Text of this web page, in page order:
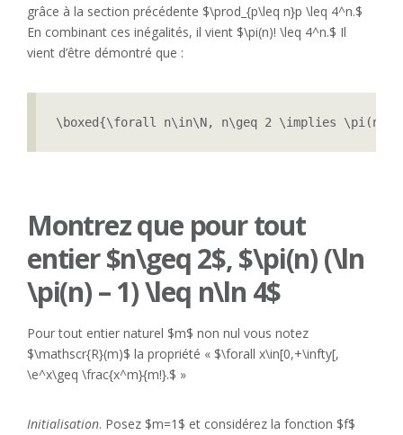
grâce à la section précédente $\prod_{p\leq n}p \leq 4^n.$
En combinant ces inégalités, il vient $\pi(n)! \leq 4^n.$ Il
vient d’être démontré que :
\boxed{\forall n\in\N, n\geq 2 \implies
Montrez que pour tout
entier $n\geq 2$, $\pi(n) (\ln
\pi(n) – 1) \leq n\ln 4$
Pour tout entier naturel $m$ non nul vous notez
$\mathscr{R}(m)$ la propriété « $\forall x\in[0,+\infty[,
\e^x\geq \frac{x^m}{m!}.$ »
Initialisation. Posez $m=1$ et considérez la fonction $f$